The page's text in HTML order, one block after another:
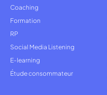
Coaching
Formation
RP
Social Media Listening
E-learning
Étude consommateur